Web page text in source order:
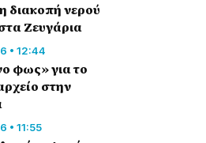
διακοπή νερού
Ζευγάρια
• 12:44
φως» για το
στην
• 11:55